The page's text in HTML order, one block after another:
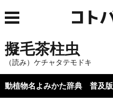
擬毛茶柱虫
（読み）ケチャタテモドキ
動植物名よみかた辞典 普及版